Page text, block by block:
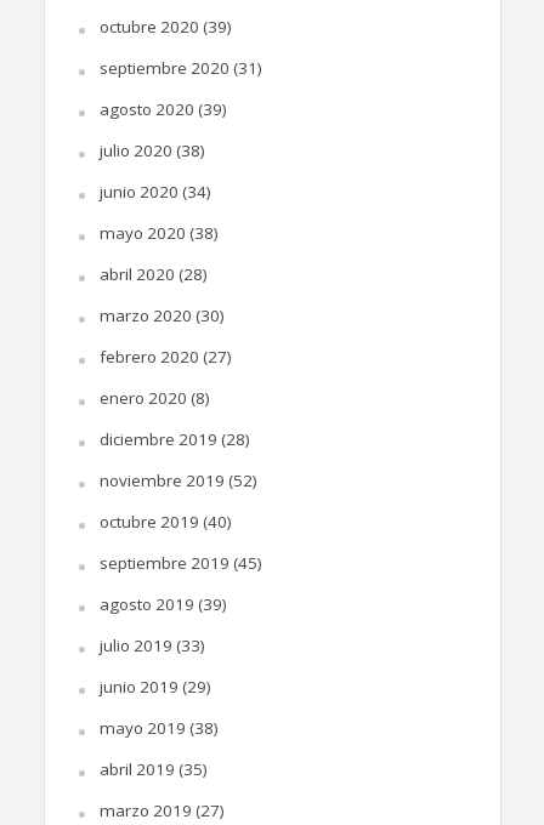
octubre 2020 (39)
septiembre 2020 (31)
agosto 2020 (39)
julio 2020 (38)
junio 2020 (34)
mayo 2020 (38)
abril 2020 (28)
marzo 2020 (30)
febrero 2020 (27)
enero 2020 (8)
diciembre 2019 (28)
noviembre 2019 (52)
octubre 2019 (40)
septiembre 2019 (45)
agosto 2019 (39)
julio 2019 (33)
junio 2019 (29)
mayo 2019 (38)
abril 2019 (35)
marzo 2019 (27)